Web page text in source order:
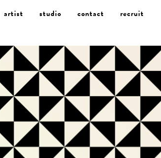
artist studio contact recruit